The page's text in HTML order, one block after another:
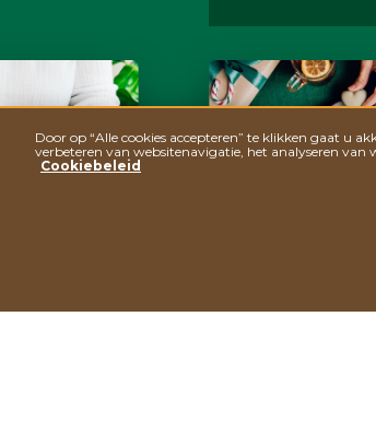
Door op “Alle cookies accepteren” te klikken gaat u
verbeteren van websitenavigatie, het analyseren
Cookiebeleid